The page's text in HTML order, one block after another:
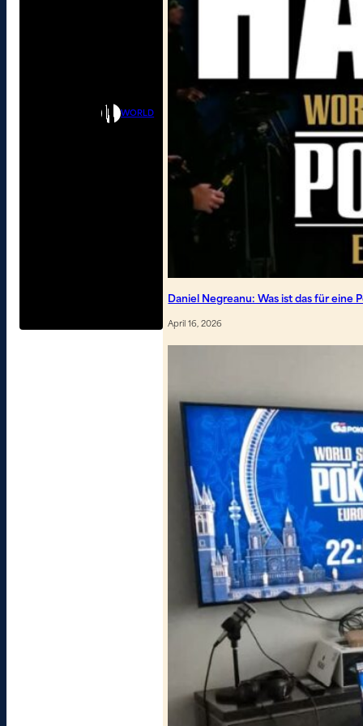
WORLD
Daniel Negreanu: Was ist das für eine
April 16, 2026